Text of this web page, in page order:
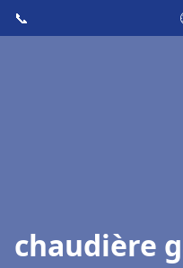
📞
chaudière